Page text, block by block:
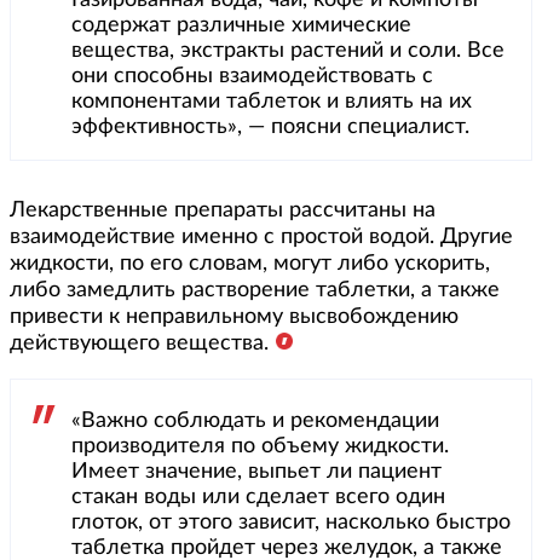
содержат различные химические
вещества, экстракты растений и соли. Все
они способны взаимодействовать с
компонентами таблеток и влиять на их
эффективность», — поясни специалист.
Лекарственные препараты рассчитаны на
взаимодействие именно с простой водой. Другие
жидкости, по его словам, могут либо ускорить,
либо замедлить растворение таблетки, а также
привести к неправильному высвобождению
действующего вещества.
«Важно соблюдать и рекомендации
производителя по объему жидкости.
Имеет значение, выпьет ли пациент
стакан воды или сделает всего один
глоток, от этого зависит, насколько быстро
таблетка пройдет через желудок, а также